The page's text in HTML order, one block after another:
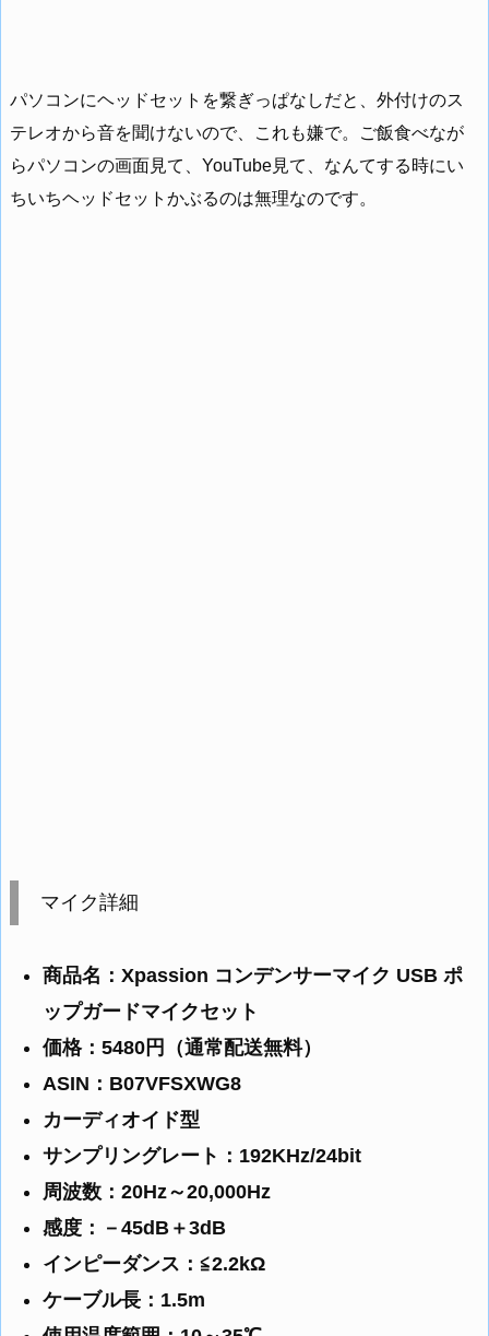
パソコンにヘッドセットを繋ぎっぱなしだと、外付けのス
テレオから音を聞けないので、これも嫌で。ご飯食べなが
らパソコンの画面見て、YouTube見て、なんてする時にい
ちいちヘッドセットかぶるのは無理なのです。
マイク詳細
商品名：Xpassion コンデンサーマイク USB ポ
ップガードマイクセット
価格：5480円（通常配送無料）
ASIN：B07VFSXWG8
カーディオイド型
サンプリングレート：192KHz/24bit
周波数：20Hz～20,000Hz
感度：－45dB＋3dB
インピーダンス：≦2.2kΩ
ケーブル長：1.5m